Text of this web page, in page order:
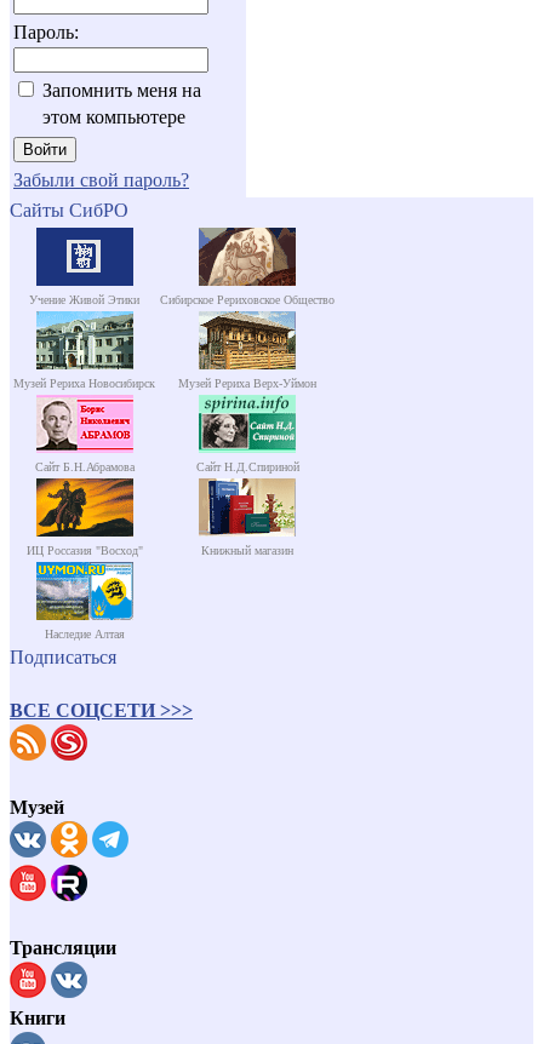
Пароль:
Запомнить меня на
этом компьютере
Забыли свой пароль?
Сайты СибРО
Учение Живой Этики Сибирское Рериховское Общество
Музей Рериха Новосибирск Музей Рериха Верх-Уймон
Сайт Б.Н.Абрамова Сайт Н.Д.Спириной
ИЦ Россазия "Восход" Книжный магазин
Наследие Алтая
Подписаться
ВСЕ СОЦСЕТИ >>>
Музей
Трансляции
Книги